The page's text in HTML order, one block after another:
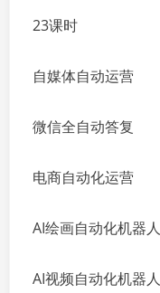
23课时
自媒体自动运营
微信全自动答复
电商自动化运营
AI绘画自动化机器人
AI视频自动化机器人